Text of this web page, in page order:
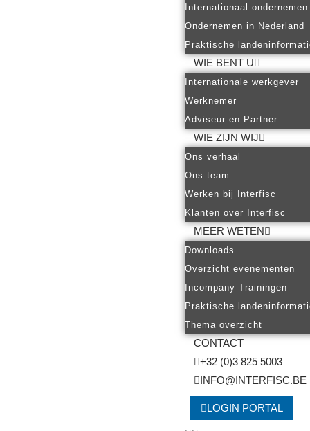
Internationaal ondernemen
Ondernemen in Nederland
Praktische
WIE BENT U
Internationale werkgever
Werknemer
Adviseur en Partner
WIE ZIJN WIJ
Ons verhaal
Ons team
Werken bij Interfisc
Klanten over Interfisc
MEER WETEN
Downloads
Overzicht evenementen
Incompany Trainingen
Praktische
Thema overzicht
CONTACT
+32 (0)3 825 5003
INFO@INTERFISC.BE
LOGIN PORTAL